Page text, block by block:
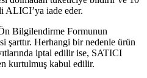
ALICI’ya iade eder.
Bilgilendirme Formunun
şarttır. Herhangi bir nedenle ürün
iptal edilir ise, SATICI
kurtulmuş kabul edilir.